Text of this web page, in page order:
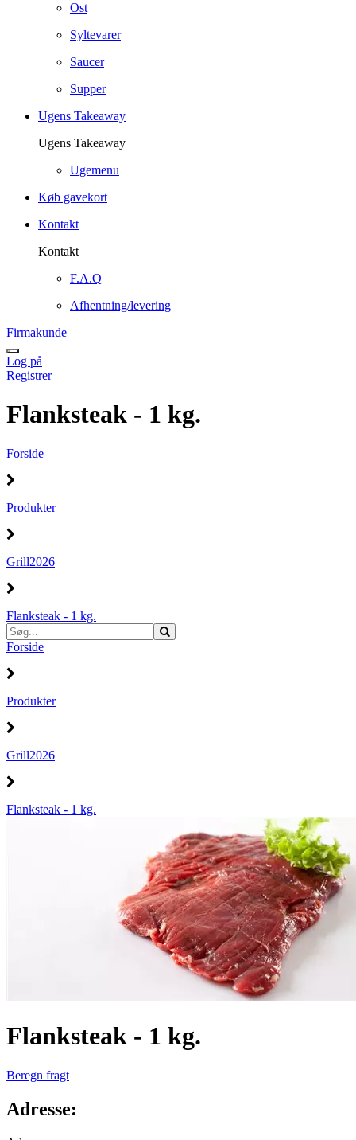
Ost
Syltevarer
Saucer
Supper
Ugens Takeaway
Ugens Takeaway
Ugemenu
Køb gavekort
Kontakt
Kontakt
F.A.Q
Afhentning/levering
Firmakunde
Log på
Registrer
Flanksteak - 1 kg.
Forside
Produkter
Grill2026
Flanksteak - 1 kg.
Forside
Produkter
Grill2026
Flanksteak - 1 kg.
Flanksteak - 1 kg.
Beregn fragt
Adresse: